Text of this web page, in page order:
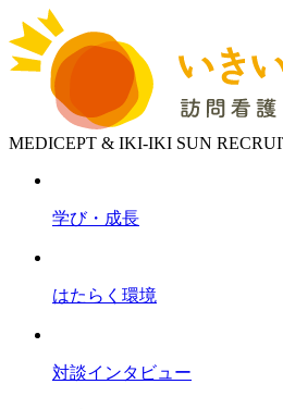
MEDICEPT & IKI-IKI SUN
学び・成長
はたらく環境
対談インタビュー